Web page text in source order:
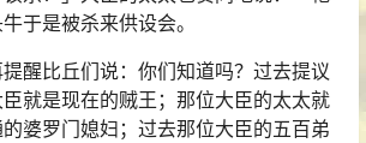
于是被杀来供设会。
醒比丘们说：你们知道吗？过去提议
就是现在的贼王；那位大臣的太太就
婆罗门媳妇；过去那位大臣的五百弟